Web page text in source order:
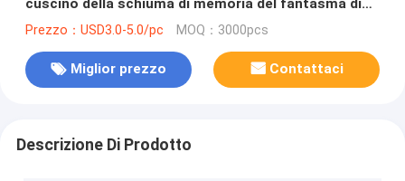
cuscino della schiuma di memoria del fantasma di
0.3M
Prezzo：USD3.0-5.0/pc MOQ：3000pcs
Miglior prezzo Contattaci
Descrizione Di Prodotto